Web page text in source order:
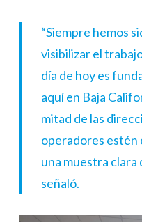
“Siempre hemos
visibilizar el
día de hoy es
aquí en Baja
mitad de las
operadores estén
una muestra clara
señaló.